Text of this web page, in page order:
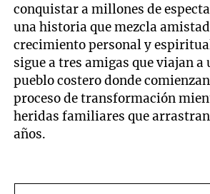
conquistar a millones de
una historia que mezcla
crecimiento personal y
sigue a tres amigas que viajan a
pueblo costero donde
proceso de transformación
heridas familiares que arrastran
años.